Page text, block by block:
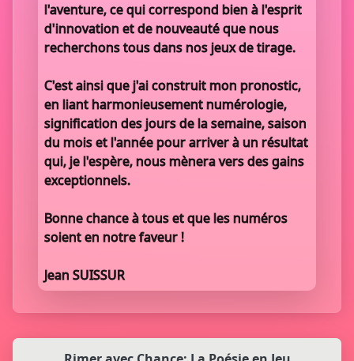
l'aventure, ce qui correspond bien à l'esprit
d'innovation et de nouveauté que nous
recherchons tous dans nos jeux de tirage.
C'est ainsi que j'ai construit mon pronostic,
en liant harmonieusement numérologie,
signification des jours de la semaine, saison
du mois et l'année pour arriver à un résultat
qui, je l'espère, nous mènera vers des gains
exceptionnels.
Bonne chance à tous et que les numéros
soient en notre faveur !
Jean SUISSUR